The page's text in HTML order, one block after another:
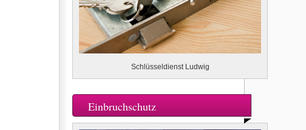
Schlüsseldienst Ludwig
Einbruchschutz